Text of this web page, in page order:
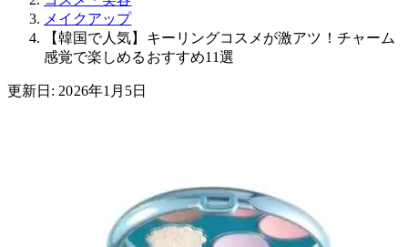
メイクアップ
【韓国で人気】キーリングコスメが激アツ！チャーム
感覚で楽しめるおすすめ11選
更新日: 2026年1月5日